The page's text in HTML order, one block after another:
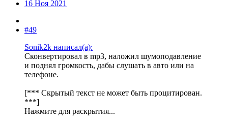
16 Ноя 2021
#49
Sonik2k написал(а):
Сконвертировал в mp3, наложил шумоподавление
и поднял громкость, дабы слушать в авто или на
телефоне.
[*** Скрытый текст не может быть процитирован.
***]
Нажмите для раскрытия...